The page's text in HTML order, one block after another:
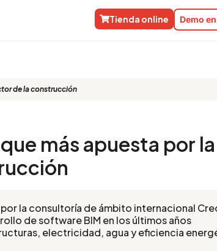
Demo
Tienda online
de la construcción
más apuesta por la
la consultoría de ámbito internacional
de software BIM en los últimos años
electricidad, agua y eficiencia